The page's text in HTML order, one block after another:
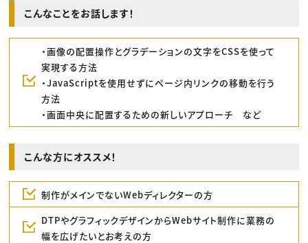
こんなことをお話します！
・画像の配置操作とグラデーションの文字をCSSを使って
実現する方法
・JavaScriptを使用せずにページ内リンクの移動を行う
方法
・画面中央に配置するための新しいアプローチ など
こんな方にオススメ！
制作がメインでないWebディレクターの方
DTPやグラフィックデザインからWebサイト制作に業務の
幅を広げたいとお考えの方